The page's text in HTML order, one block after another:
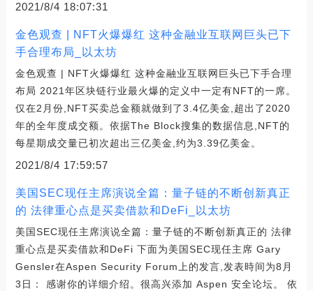
2021/8/4 18:07:31
金色观查 | NFT火爆爆红 这种金融业互联网巨头已下
手合理布局_以太坊
金色观查 | NFT火爆爆红 这种金融业互联网巨头已下手合理
布局 2021年区块链行业最火爆的定义中一定有NFT的一席。
仅在2月份,NFT买卖总金额就做到了3.4亿美金,超出了2020
年的全年度成交额。依据The Block搜集的数据信息,NFT的
每星期成交量已初次超出三亿美金,约为3.39亿美金。
2021/8/4 17:59:57
美国SEC现任主席演说全篇：量子链的不断创新真正
的 法律重心点是买卖借款和DeFi_以太坊
美国SEC现任主席演说全篇：量子链的不断创新真正的 法律
重心点是买卖借款和DeFi 下面为美国SEC现任主席 Gary
Gensler在Aspen Security Forum上的发言,发表時间为8月
3日： 感谢你的详细介绍。很高兴添加 Aspen 安全论坛。 依